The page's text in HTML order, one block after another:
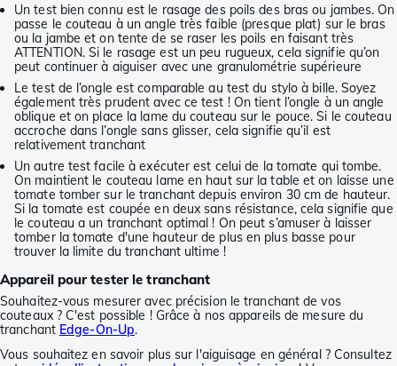
Un test bien connu est le rasage des poils des bras ou jambes. On
passe le couteau à un angle très faible (presque plat) sur le bras
ou la jambe et on tente de se raser les poils en faisant très
ATTENTION. Si le rasage est un peu rugueux, cela signifie qu’on
peut continuer à aiguiser avec une granulométrie supérieure
Le test de l’ongle est comparable au test du stylo à bille. Soyez
également très prudent avec ce test ! On tient l’ongle à un angle
oblique et on place la lame du couteau sur le pouce. Si le couteau
accroche dans l’ongle sans glisser, cela signifie qu’il est
relativement tranchant
Un autre test facile à exécuter est celui de la tomate qui tombe.
On maintient le couteau lame en haut sur la table et on laisse une
tomate tomber sur le tranchant depuis environ 30 cm de hauteur.
Si la tomate est coupée en deux sans résistance, cela signifie que
le couteau a un tranchant optimal ! On peut s’amuser à laisser
tomber la tomate d'une hauteur de plus en plus basse pour
trouver la limite du tranchant ultime !
Appareil pour tester le tranchant
Souhaitez-vous mesurer avec précision le tranchant de vos
couteaux ? C'est possible ! Grâce à nos appareils de mesure du
tranchant Edge-On-Up.
Vous souhaitez en savoir plus sur l'aiguisage en général ? Consultez